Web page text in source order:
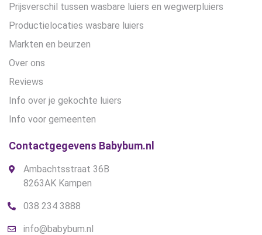
Prijsverschil tussen wasbare luiers en wegwerpluiers
Productielocaties wasbare luiers
Markten en beurzen
Over ons
Reviews
Info over je gekochte luiers
Info voor gemeenten
Contactgegevens Babybum.nl
Ambachtsstraat 36B
8263AK Kampen
038 234 3888
info@babybum.nl